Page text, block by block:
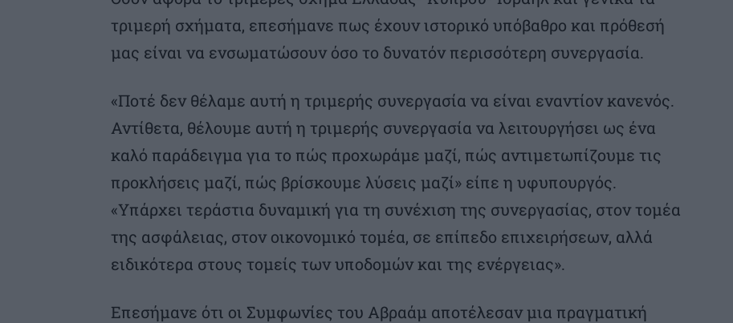
τριμερή σχήματα, επεσήμανε πως έχουν ιστορικό υπόβαθρο και πρόθεσή
μας είναι να ενσωματώσουν όσο το δυνατόν περισσότερη συνεργασία.
«Ποτέ δεν θέλαμε αυτή η τριμερής συνεργασία να είναι εναντίον κανενός.
Αντίθετα, θέλουμε αυτή η τριμερής συνεργασία να λειτουργήσει ως ένα
καλό παράδειγμα για το πώς προχωράμε μαζί, πώς αντιμετωπίζουμε τις
προκλήσεις μαζί, πώς βρίσκουμε λύσεις μαζί» είπε η υφυπουργός.
«Υπάρχει τεράστια δυναμική για τη συνέχιση της συνεργασίας, στον τομέα
της ασφάλειας, στον οικονομικό τομέα, σε επίπεδο επιχειρήσεων, αλλά
ειδικότερα στους τομείς των υποδομών και της ενέργειας».
Επεσήμανε ότι οι Συμφωνίες του Αβραάμ αποτέλεσαν μια πραγματική